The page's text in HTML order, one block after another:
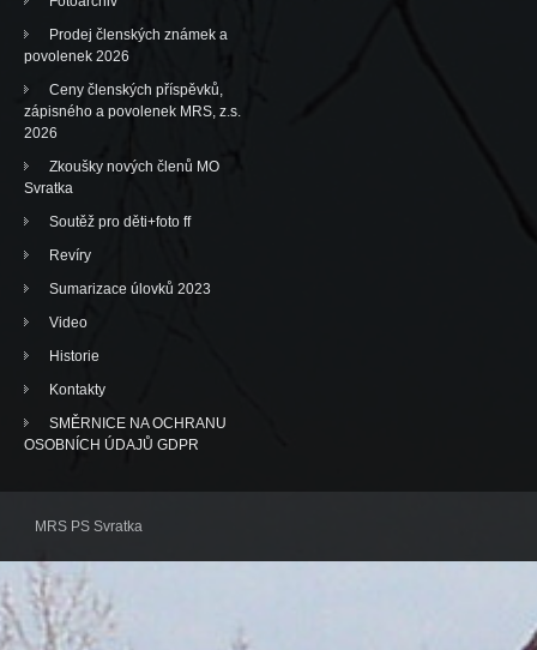
Prodej členských známek a
povolenek 2026
Ceny členských příspěvků,
zápisného a povolenek MRS, z.s.
2026
Zkoušky nových členů MO
Svratka
Soutěž pro děti+foto ff
Revíry
Sumarizace úlovků 2023
Video
Historie
Kontakty
SMĚRNICE NA OCHRANU
OSOBNÍCH ÚDAJŮ GDPR
MRS PS Svratka